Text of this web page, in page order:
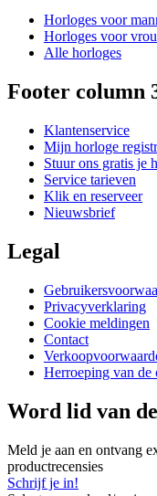
Horloges voor
Horloges voor
Alle horloges
Footer column
Klantenservice
Mijn horloge
Stuur ons gratis je
Service tarieven
Klik en reserveer
Nieuwsbrief
Legal
Privacyverklaring
Cookie meldingen
Contact
Herroeping van de
Word lid van
Meld je aan en ontvang
productrecensies
Schrijf je in!